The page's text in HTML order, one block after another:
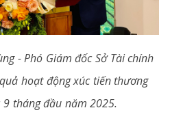
- Phó Giám đốc Sở Tài chính
hoạt động xúc tiến thương
9 tháng đầu năm 2025.